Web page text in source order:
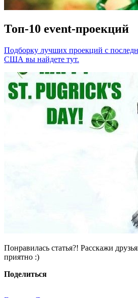
Топ-10 event-проекций
Подборку лучших проекций с
США вы найдете тут.
Понравилась статья?! Расскажи
приятно :)
Поделиться